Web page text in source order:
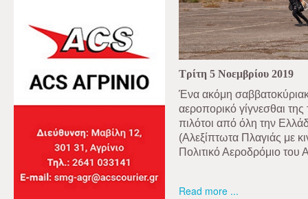
Τρίτη 5 Νοεμβρίου 2019
Ένα ακόμη
αεροπορικό γίγνεσθαι
πιλότοι από όλη την
(Αλεξίπτωτα Πλαγιάς με
Πολιτικό Αεροδρόμιο του
Read more ...